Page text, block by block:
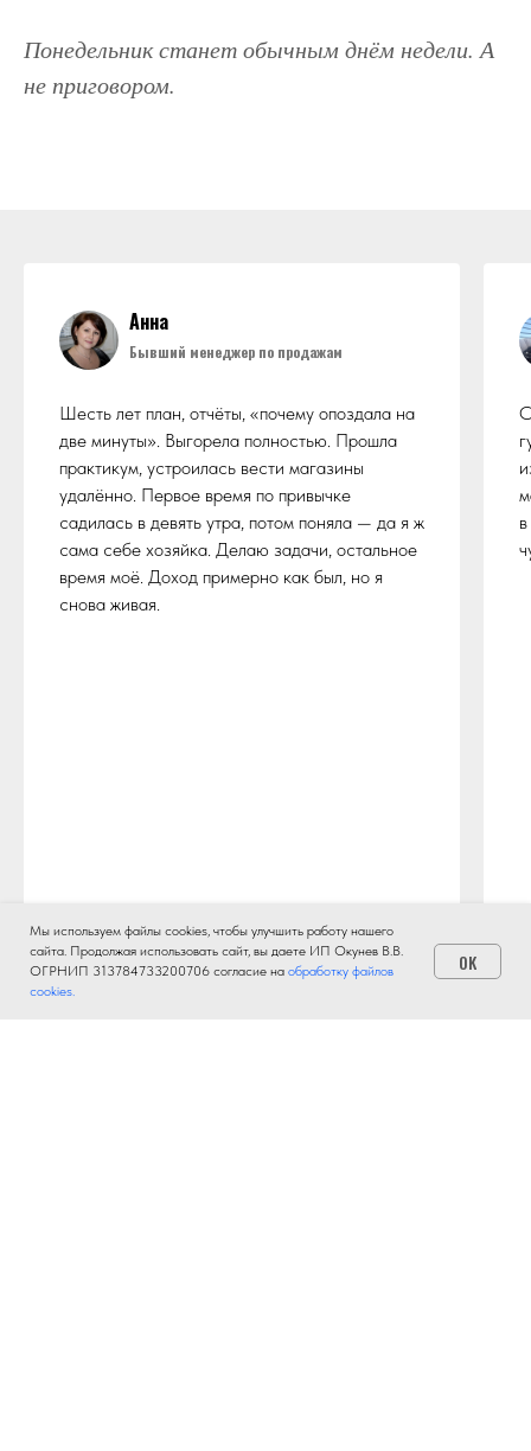
Понедельник станет обычным днём недели. А
не приговором.
Анна
Бывший менеджер по продажам
Шесть лет план, отчёты, «почему опоздала на
две минуты». Выгорела полностью. Прошла
практикум, устроилась вести магазины
удалённо. Первое время по привычке
садилась в девять утра, потом поняла — да я ж
сама себе хозяйка. Делаю задачи, остальное
время моё. Доход примерно как был, но я
снова живая.
Мы используем файлы cookies, чтобы улучшить работу нашего
сайта. Продолжая использовать сайт, вы даете ИП Окунев В.В.
ОГРНИП 313784733200706 согласие на обработку файлов
cookies.
OK